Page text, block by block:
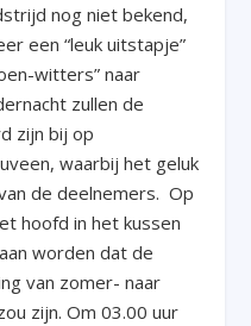
nog niet bekend,
een “leuk uitstapje”
witters” naar
zullen de
zijn bij op
waarbij het geluk
de deelnemers. Op
hoofd in het kussen
worden dat de
van zomer- naar
zijn. Om 03.00 uur